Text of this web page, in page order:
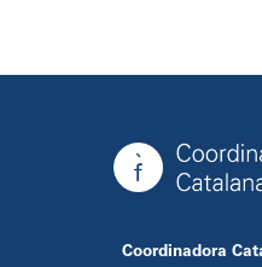
Coordinadora